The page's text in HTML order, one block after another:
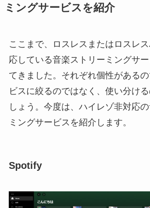
ミングサービスを紹介
ここまで、ロスレスまたはロスレ
応している音楽ストリーミングサ
てきました。それぞれ個性がある
ビスに絞るのではなく、使い分け
しょう。今度は、ハイレゾ非対応
ミングサービスを紹介します。
Spotify